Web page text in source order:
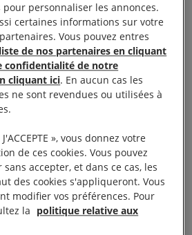
18 octobre 2017 © AI
de violents affrontements ont
gouvernementales irakiennes,
de mobilisation populaire,
dans cette ville. La
du matin en raison des
d’assistance des Nations unies
nous a informé que près de
fui Tuz Khurmatu.
personnaliser les annonces.
certaines informations sur votre
Vous pouvez entres
liste de nos partenaires en cliquant
confidentialité de notre
cliquant ici. En aucun cas les
ne sont revendues ou utilisées à
», vous donnez votre
de ces cookies. Vous pouvez
accepter, et dans ce cas, les
des cookies s'appliqueront. Vous
modifier vos préférences. Pour
la politique relative aux